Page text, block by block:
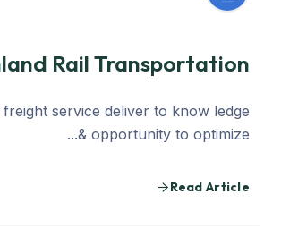
Rail Transportation
service deliver to know ledge
& opportunity to optimize...
Read Article